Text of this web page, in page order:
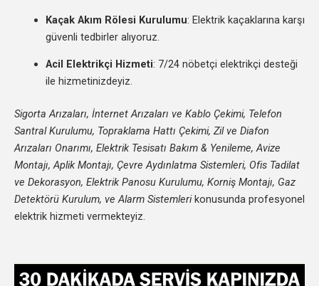
Kaçak Akım Rölesi Kurulumu: Elektrik kaçaklarına karşı
güvenli tedbirler alıyoruz.
Acil Elektrikçi Hizmeti: 7/24 nöbetçi elektrikçi desteği
ile hizmetinizdeyiz.
Sigorta Arızaları, İnternet Arızaları ve Kablo Çekimi, Telefon
Santral Kurulumu, Topraklama Hattı Çekimi, Zil ve Diafon
Arızaları Onarımı, Elektrik Tesisatı Bakım & Yenileme, Avize
Montajı, Aplik Montajı, Çevre Aydınlatma Sistemleri, Ofis Tadilat
ve Dekorasyon, Elektrik Panosu Kurulumu, Korniş Montajı, Gaz
Detektörü Kurulum, ve Alarm Sistemlerikonusunda profesyonel
elektrik hizmeti vermekteyiz.